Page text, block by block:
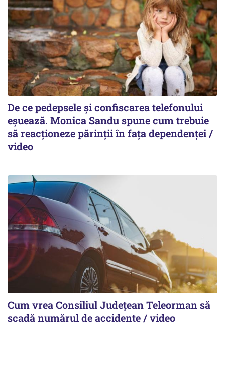
De ce pedepsele și confiscarea telefonului
eșuează. Monica Sandu spune cum trebuie
să reacționeze părinții în fața dependenței /
video
Cum vrea Consiliul Județean Teleorman să
scadă numărul de accidente / video